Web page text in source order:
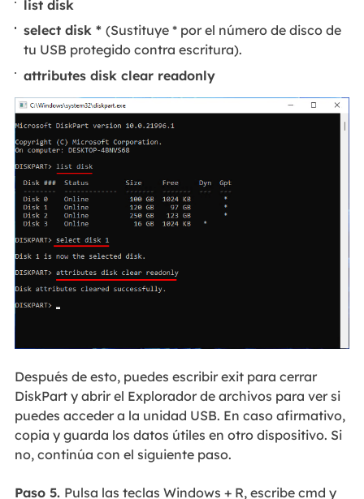
list disk
select disk *(Sustituye * por el número de disco de
tu USB protegido contra escritura).
attributes disk clear readonly
Después de esto, puedes escribir exit para cerrar
DiskPart y abrir el Explorador de archivos para ver si
puedes acceder a la unidad USB. En caso afirmativo,
copia y guarda los datos útiles en otro dispositivo. Si
no, continúa con el siguiente paso.
Paso 5. Pulsa las teclas Windows + R, escribe cmd y